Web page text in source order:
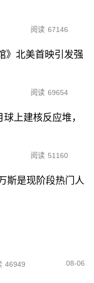
阅读 67146
》北美首映引发强
阅读 69654
上建核反应堆，
阅读 51160
斯是现阶段热门人
46949 08-06